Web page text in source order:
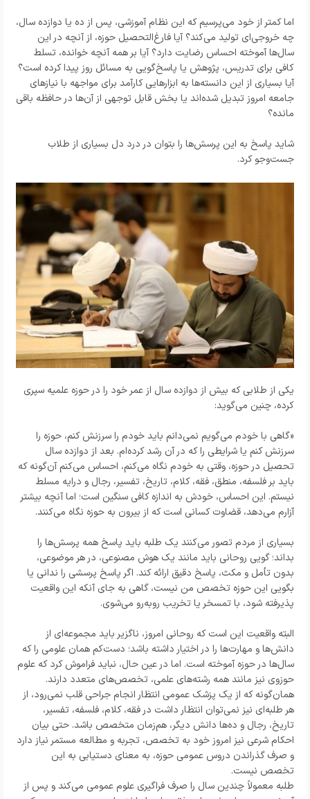
اما کمتر از خود می‌پرسیم که این نظام آموزشی، پس از ده یا دوازده سال،
چه خروجی‌ای تولید می‌کند؟ آیا فارغ‌التحصیل حوزه، از آنچه در این
سال‌ها آموخته احساس رضایت دارد؟ آیا بر همه آنچه خوانده، تسلط
کافی برای تدریس، پژوهش یا پاسخ‌گویی به مسائل روز پیدا کرده است؟
آیا بسیاری از این دانسته‌ها به ابزارهایی کارآمد برای مواجهه با نیازهای
جامعه امروز تبدیل شده‌اند یا بخش قابل توجهی از آن‌ها در حافظه باقی
مانده؟
شاید پاسخ به این پرسش‌ها را بتوان در درد دل بسیاری از طلاب
جست‌وجو کرد.
یکی از طلابی که بیش از دوازده سال از عمر خود را در حوزه علمیه سپری
کرده، چنین می‌گوید:
«گاهی با خودم می‌گویم نمی‌دانم باید خودم را سرزنش کنم، حوزه را
سرزنش کنم یا شرایطی را که در آن رشد کرده‌ام. بعد از دوازده سال
تحصیل در حوزه، وقتی به خودم نگاه می‌کنم، احساس می‌کنم آن‌گونه که
باید بر فلسفه، منطق، فقه، کلام، تاریخ، تفسیر، رجال و درایه مسلط
نیستم. این احساس، خودش به اندازه کافی سنگین است؛ اما آنچه بیشتر
آزارم می‌دهد، قضاوت کسانی است که از بیرون به حوزه نگاه می‌کنند.
بسیاری از مردم تصور می‌کنند یک طلبه باید پاسخ همه پرسش‌ها را
بداند؛ گویی روحانی باید مانند یک هوش مصنوعی، در هر موضوعی،
بدون تأمل و مکث، پاسخ دقیق ارائه کند. اگر پاسخ پرسشی را ندانی یا
بگویی این حوزه تخصص من نیست، گاهی به جای آنکه این واقعیت
پذیرفته شود، با تمسخر یا تخریب روبه‌رو می‌شوی.
البته واقعیت این است که روحانی امروز، ناگزیر باید مجموعه‌ای از
دانش‌ها و مهارت‌ها را در اختیار داشته باشد؛ دست‌کم همان علومی را که
سال‌ها در حوزه آموخته است. اما در عین حال، نباید فراموش کرد که علوم
حوزوی نیز مانند همه رشته‌های علمی، تخصص‌های متعدد دارند.
همان‌گونه که از یک پزشک عمومی انتظار انجام جراحی قلب نمی‌رود، از
هر طلبه‌ای نیز نمی‌توان انتظار داشت در فقه، کلام، فلسفه، تفسیر،
تاریخ، رجال و ده‌ها دانش دیگر، هم‌زمان متخصص باشد. حتی بیان
احکام شرعی نیز امروز خود به تخصص، تجربه و مطالعه مستمر نیاز دارد
و صرف گذراندن دروس عمومی حوزه، به معنای دستیابی به این
تخصص نیست.
طلبه معمولاً چندین سال را صرف فراگیری علوم عمومی می‌کند و پس از